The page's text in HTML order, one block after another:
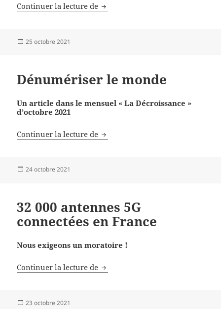
Continuer la lecture de Comment commencer à se sortir
Publié
25 octobre 2021
Dénumériser le monde
Un article dans le mensuel « La Décroissance »
d’octobre 2021
Continuer la lecture de Dénumériser le monde
Publié
24 octobre 2021
32 000 antennes 5G
connectées en France
Nous exigeons un moratoire !
Continuer la lecture de 32 000 antennes 5G connectées
Publié
23 octobre 2021